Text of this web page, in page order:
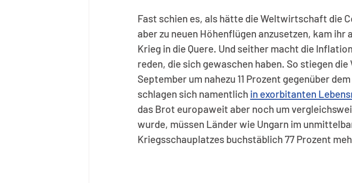
Fast schien es, als hätte die Weltwirtschaft die
aber zu neuen Höhenflügen anzusetzen, kam ihr
Krieg in die Quere. Und seither macht die
reden, die sich gewaschen haben. So stiegen
September um nahezu 11 Prozent gegenüber
schlagen sich namentlich in exorbitanten
das Brot europaweit aber noch um
wurde, müssen Länder wie Ungarn im
Kriegsschauplatzes buchstäblich 77 Prozent